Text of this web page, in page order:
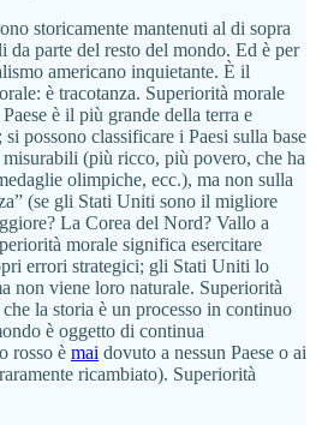
storicamente mantenuti al di sopra
da parte del resto del mondo. Ed è per
americano inquietante. È il
è tracotanza. Superiorità morale
è il più grande della terra e
possono classificare i Paesi sulla base
(più ricco, più povero, che ha
olimpiche, ecc.), ma non sulla
(se gli Stati Uniti sono il migliore
La Corea del Nord? Vallo a
morale significa esercitare
errori strategici; gli Stati Uniti lo
non viene loro naturale. Superiorità
la storia è un processo in continuo
è oggetto di continua
rosso è mai dovuto a nessun Paese o ai
ricambiato). Superiorità